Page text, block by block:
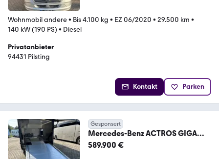
Wohnmobil andere• Bis 4.100 kg • EZ 06/2020 • 29.500 km •
140 kW (190 PS) • Diesel
Privatanbieter
94431 Pilsting
Kontakt Parken
Gesponsert
Mercedes-Benz ACTROS GIGA
LINER-Reisemobil-Aufbau
589.900 €